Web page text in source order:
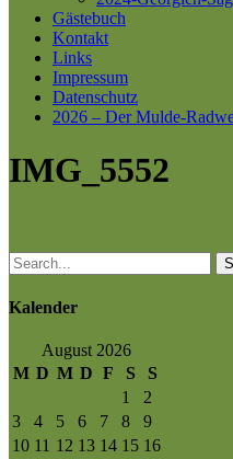
Gästebuch
Kontakt
Links
Impressum
Datenschutz
2026 – Der Mulde-
IMG_5552
Kalender
August 2026
M D M D F S
S
1
2
3
4 5 6 7 8
9
10 11 12 13 14 15 16